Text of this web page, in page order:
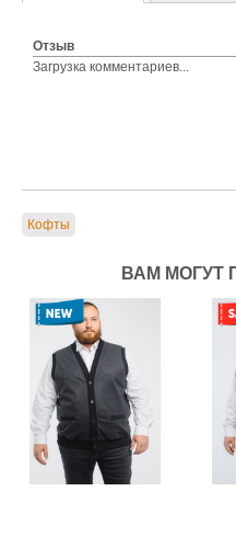
Отзыв
Загрузка комментариев...
Кофты
ВАМ МОГУТ